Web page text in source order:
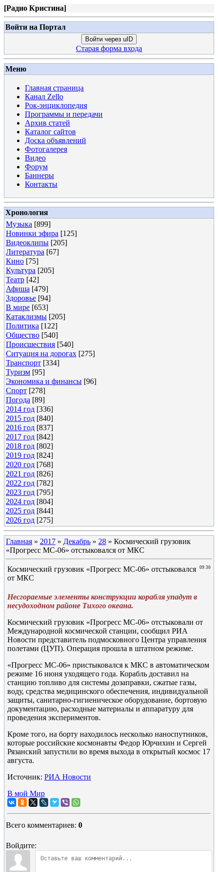
[Радио Кристина]
Войти на Портал
Войти через uID
Старая форма входа
Меню
Главная страница
Канал Zello
Рок-энциклопедия
Программы и передачи
Архив статей
Каталог сайтов
Доска объявлений
Фотогалерея
Видео
Форум
Баннеры
Контакты
Хронология
Музыка [899]
Новинки эфира [125]
Видеоклипы [205]
Литература [67]
Кино [75]
Культура [205]
Театр [42]
Афиша [479]
Здоровье [94]
В мире [653]
Катаклизмы [205]
Политика [122]
Общество [540]
Происшествия [540]
Ситуация на дорогах [275]
Транспорт [334]
Туризм [95]
Экономика и финансы [96]
Спорт [278]
Погода [89]
2014 год [336]
2015 год [840]
2016 год [837]
2017 год [842]
2018 год [802]
2019 год [824]
2020 год [768]
2021 год [826]
2022 год [782]
2023 год [795]
2024 год [804]
2025 год [844]
2026 год [275]
Главная » 2017 » Декабрь » 28 » Космический грузовик
«Прогресс МС-06» отстыковался от МКС
09:30
Космический грузовик «Прогресс МС-06» отстыковался
от МКС
Несгораемые элементы конструкции корабля упадут в
несудоходном районе Тихого океана.
Космический грузовик «Прогресс МС-06» отстыковали от
Международной космической станции, сообщил РИА
Новости представитель подмосковного Центра управления
полетами (ЦУП). Операция прошла в штатном режиме.
«Прогресс МС-06» пристыковался к МКС в автоматическом
режиме 16 июня уходящего года. Корабль доставил на
станцию топливо для системы дозаправки, сжатые газы,
воду, средства медицинского обеспечения, индивидуальной
защиты, санитарно-гигиеническое оборудование, бортовую
документацию, расходные материалы и аппаратуру для
проведения экспериментов.
Кроме того, на борту находилось несколько наноспутников,
которые российские космонавты Федор Юрчихин и Сергей
Рязанский запустили во время выхода в открытый космос 17
августа.
Источник: РИА Новости
В мой Мир
Всего комментариев: 0
Войдите: